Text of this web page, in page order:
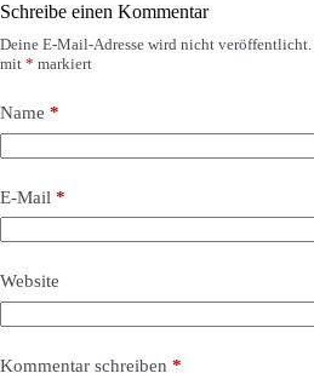
Schreibe einen Kommentar
Deine E-Mail-Adresse wird nicht veröffentlicht.
mit * markiert
Name *
E-Mail *
Website
Kommentar schreiben *